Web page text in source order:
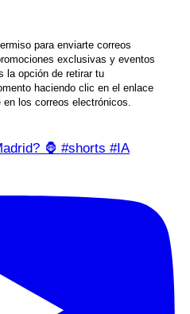
para enviarte correos
exclusivas y eventos
la opción de retirar tu
haciendo clic en el enlace
los correos electrónicos.
🦍 #shorts #IA